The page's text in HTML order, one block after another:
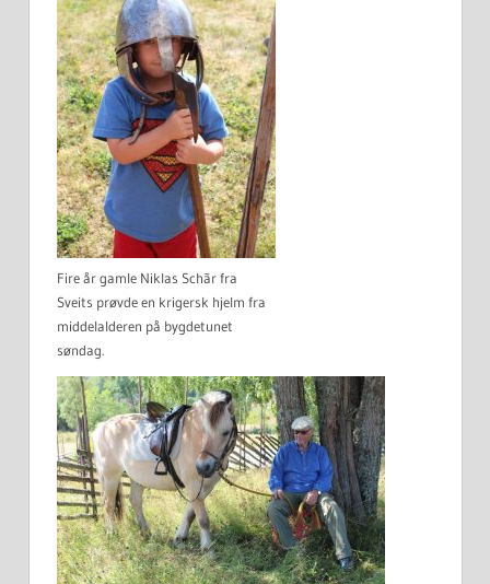
Fire år gamle Niklas Schãr fra
Sveits prøvde en krigersk hjelm fra
middelalderen på bygdetunet
søndag.